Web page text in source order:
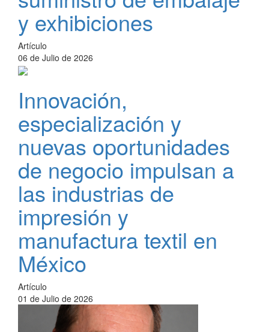
y exhibiciones
Artículo
06 de Julio de 2026
Innovación,
especialización y
nuevas oportunidades
de negocio impulsan a
las industrias de
impresión y
manufactura textil en
México
Artículo
01 de Julio de 2026